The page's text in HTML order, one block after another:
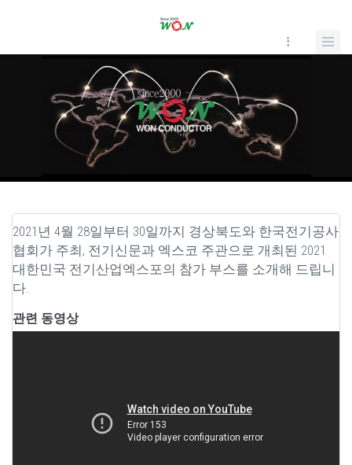
2021년 4월 28일부터 30일까지 경상북도와 한국전기공사
협회가 주최, 전기신문과 엑스코 주관으로 개최된 2021
대한민국 전기산업엑스포의 참가 부스를 소개해 드립니
다.
관련 동영상